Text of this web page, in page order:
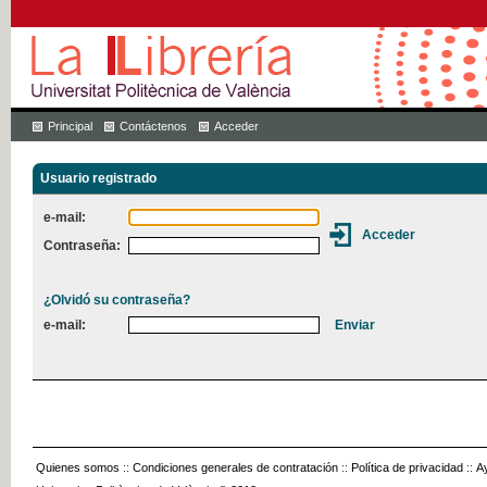
Principal Contáctenos Acceder
Usuario registrado
e-mail:
Contraseña:
¿Olvidó su contraseña?
e-mail:
Quienes somos :: Condiciones generales de contratación :: Política de privacidad ::